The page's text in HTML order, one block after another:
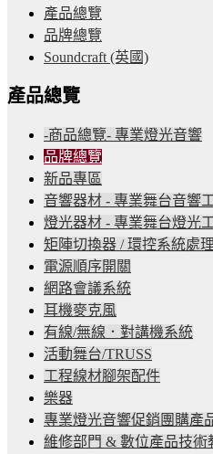
產品總覽
品牌總覽
Soundcraft (英國)
產品總覽
-商品總覽- 專業燈光音響
品牌總覽
新品專區
音響器材 - 專業舞台音響
燈光器材 - 專業舞台燈光
矩陣切換器 / 環控系統處
電源順序開關
網路會議系統
耳機麥克風
有線/無線．對講機系統
活動舞台/TRUSS
工程線材腳架配件
樂器
專業燈光音響促銷團購產
維修部門 & 數位產品技術